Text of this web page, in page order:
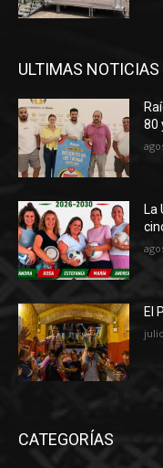
ULTIMAS NOTICIAS
80
La
El
CATEGORÍAS